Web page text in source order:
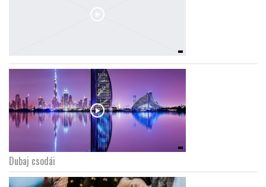
Dubaj csodái